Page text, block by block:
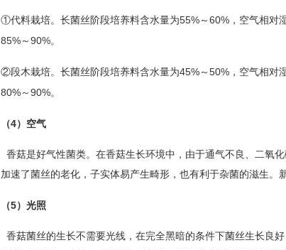
①代料栽培。长菌丝阶段培养料含水量为55% ～ 60% ，空气相对
85% ～ 90%。
②段木栽培。长菌丝阶段培养料含水量为45% ～ 50% ，空气相对
80% ～ 90%。
（4）空气
香菇是好气性菌类。在香菇生长环境中，由于通气不良、二氧
加速了菌丝的老化，子实体易产生畸形，也有利于杂菌的滋生。
（5）光照
香菇菌丝的生长不需要光线，在完全黑暗的条件下菌丝生长良